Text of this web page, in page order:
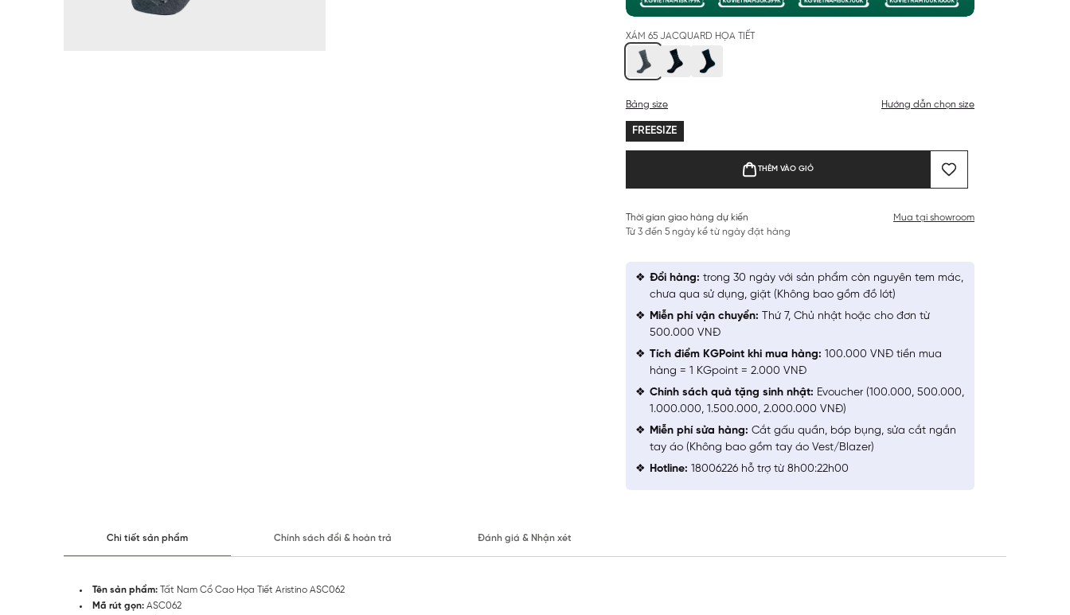
XÁM 65 JACQUARD HỌA TIẾT
Bảng size Hướng dẫn chọn size
FREESIZE
THÊM VÀO GIỎ
Thời gian giao hàng dự kiến
Từ 3 đến 5 ngày kể từ ngày đặt hàng
Mua tại showroom
Đổi hàng: trong 30 ngày với sản phẩm còn nguyên tem mác,
chưa qua sử dụng, giặt (Không bao gồm đồ lót)
Miễn phí vận chuyển: Thứ 7, Chủ nhật hoặc cho đơn từ
500.000 VNĐ
Tích điểm KGPoint khi mua hàng: 100.000 VNĐ tiền mua
hàng = 1 KGpoint = 2.000 VNĐ
Chính sách quà tặng sinh nhật: Evoucher (100.000, 500.000,
1.000.000, 1.500.000, 2.000.000 VNĐ)
Miễn phí sửa hàng: Cắt gấu quần, bóp bụng, sửa cắt ngắn
tay áo (Không bao gồm tay áo Vest/Blazer)
Hotline: 18006226 hỗ trợ từ 8h00:22h00
Chi tiết sản phẩm Chính sách đổi & hoàn trả Đánh giá & Nhận xét
Tên sản phẩm: Tất Nam Cổ Cao Họa Tiết Aristino ASC062
Mã rút gọn: ASC062